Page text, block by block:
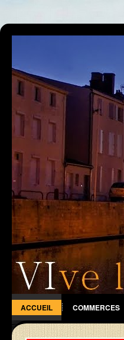
ACCUEIL COMMERCES
DIVERS